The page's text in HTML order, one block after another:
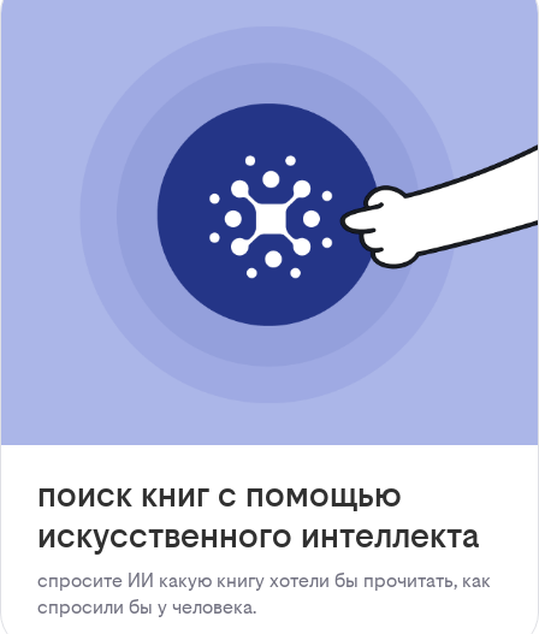
поиск книг с помощью
искусственного интеллекта
спросите ИИ какую книгу хотели бы прочитать, как
спросили бы у человека.